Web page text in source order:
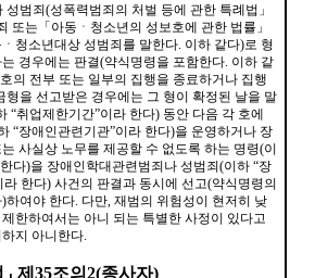
성범죄(성폭력범죄의 처벌 등에 관한 특례법 」
또는 「아동ㆍ청소년의 성보호에 관한 법률 」
청소년대상 성범죄를 말한다. 이하 같다)로 형
경우에는 판결(약식명령을 포함한다. 이하 같
의 전부 또는 일부의 집행을 종료하거나 집행
형을 선고받은 경우에는 그 형이 확정된 날을 말
“취업제한기간”이라 한다) 동안 다음 각 호에
“장애인관련기관”이라 한다)을 운영하거나 장
사실상 노무를 제공할 수 없도록 하는 명령(이
다)을 장애인학대관련범죄나 성범죄(이하“장
라 한다)사건의 판결과 동시에 선고(약식명령의
)하여야 한다. 다만,재범의 위험성이 현저히 낮
한하여서는 아니 되는 특별한 사정이 있다고
지 아니한다.
⌟제35조의2(종사자)